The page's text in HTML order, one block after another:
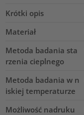
Krótki opis
Materiał
Metoda badania sta
rzenia cieplnego
Metoda badania w n
iskiej temperaturze
Możliwość nadruku